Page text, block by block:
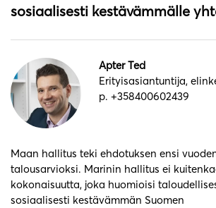
sosiaalisesti kestävämmälle
Apter Ted
Erityisasiantuntija,
p. +358400602439
Maan hallitus teki ehdotuksen ensi
talousarvioksi. Marinin hallitus ei
kokonaisuutta, joka huomioisi
sosiaalisesti kestävämmän Suomen